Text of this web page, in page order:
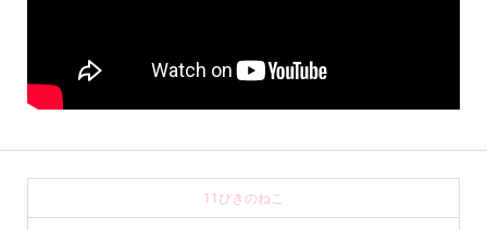
11ぴきのねこ